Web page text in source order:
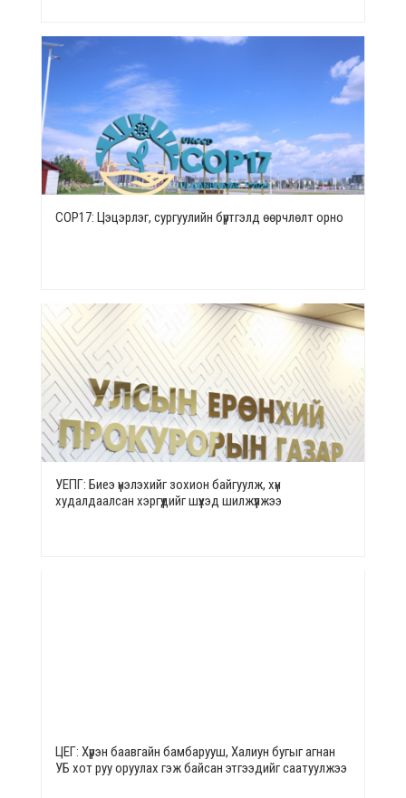
СОР17: Цэцэрлэг, сургуулийн бүртгэлд өөрчлөлт орно
УЕПГ: Биеэ үнэлэхийг зохион байгуулж, хүн
худалдаалсан хэргүүдийг шүүхэд шилжүүлжээ
ЦЕГ: Хүрэн баавгайн бамбарууш, Халиун бугыг агнан
УБ хот руу оруулах гэж байсан этгээдийг саатуулжээ